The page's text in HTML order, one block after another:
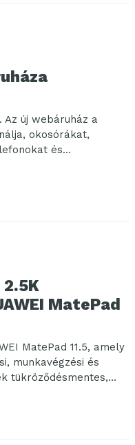
Az új webáruház a
okosórákat,
és
MatePad
MatePad 11.5, amely
munkavégzési és
tükröződésmentes,